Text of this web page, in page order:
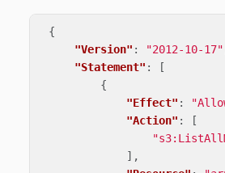
{
"Version" : "2012-10-17"
"Statement" :
[
{
"Effect" :
"Action" :
[
],